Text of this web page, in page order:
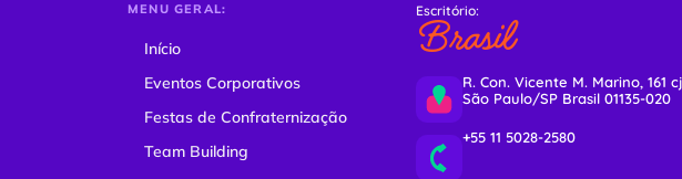
MENU GERAL:
Início
Eventos Corporativos
Festas de Confraternização
Team Building
Escritório:
Brasil
R. Con. Vicente M. Marino, 161
São Paulo/SP Brasil 01135-020
+55 11 5028-2580